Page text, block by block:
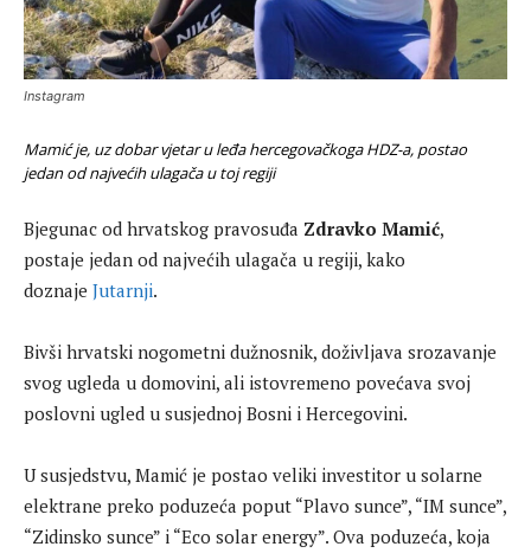
Instagram
Mamić je, uz dobar vjetar u leđa hercegovačkoga HDZ-a, postao
jedan od najvećih ulagača u toj regiji
Bjegunac od hrvatskog pravosuđa Zdravko Mamić,
postaje jedan od najvećih ulagača u regiji, kako
doznaje Jutarnji.
Bivši hrvatski nogometni dužnosnik, doživljava srozavanje
svog ugleda u domovini, ali istovremeno povećava svoj
poslovni ugled u susjednoj Bosni i Hercegovini.
U susjedstvu, Mamić je postao veliki investitor u solarne
elektrane preko poduzeća poput “Plavo sunce”, “IM sunce”,
“Zidinsko sunce” i “Eco solar energy”. Ova poduzeća, koja